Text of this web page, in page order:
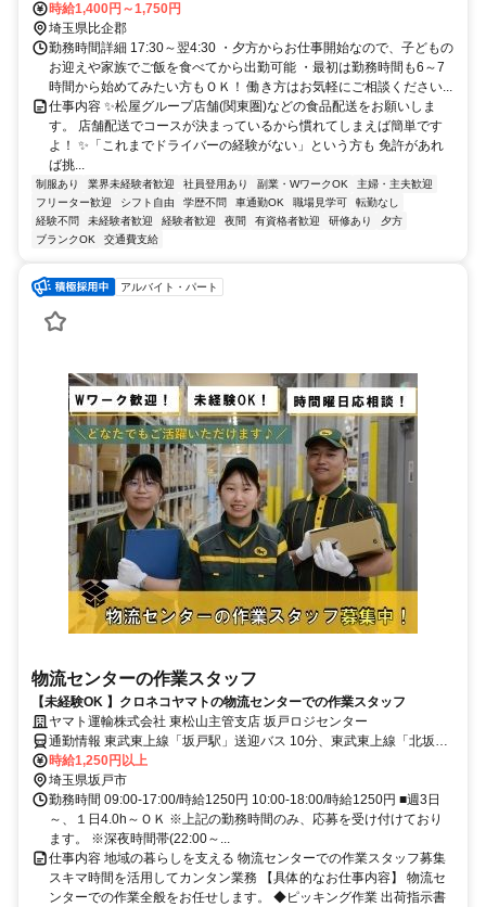
時給1,400円～1,750円
埼玉県比企郡
勤務時間詳細 17:30～翌4:30 ・夕方からお仕事開始なので、子どもの
お迎えや家族でご飯を食べてから出勤可能 ・最初は勤務時間も6～7
時間から始めてみたい方もＯＫ！ 働き方はお気軽にご相談ください...
仕事内容 ✨松屋グループ店舗(関東圏)などの食品配送をお願いしま
す。 店舗配送でコースが決まっているから慣れてしまえば簡単です
よ！ ✨「これまでドライバーの経験がない」という方も 免許があれ
ば挑...
制服あり 業界未経験者歓迎 社員登用あり 副業・WワークOK
主婦・主夫歓迎
フリーター歓迎
シフト自由 学歴不問 車通勤OK 職場見学可
転勤なし
経験不問
未経験者歓迎 経験者歓迎 夜間 有資格者歓迎 研修あり
夕方
ブランクOK
交通費支給
アルバイト・パート
物流センターの作業スタッフ
【未経験OK 】クロネコヤマトの物流センターでの作業スタッフ
ヤマト運輸株式会社 東松山主管支店 坂戸ロジセンター
通勤情報 東武東上線「坂戸駅」送迎バス 10分、東武東上線「北坂戸
駅」巡回バス「新堀」下車徒歩8分
時給1,250円以上
埼玉県坂戸市
勤務時間 09:00-17:00/時給1250円 10:00-18:00/時給1250円 ■週3日
～、１日4.0h～ＯＫ ※上記の勤務時間のみ、応募を受け付けており
ます。 ※深夜時間帯(22:00～...
仕事内容 地域の暮らしを支える 物流センターでの作業スタッフ募集
スキマ時間を活用してカンタン業務 【具体的なお仕事内容】 物流セ
ンターでの作業全般をお任せします。 ◆ピッキング作業 出荷指示書